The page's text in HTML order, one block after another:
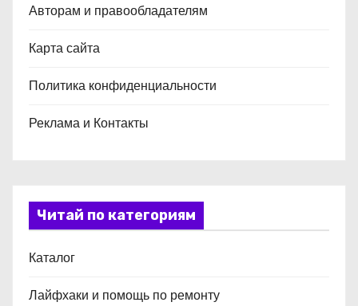
Авторам и правообладателям
Карта сайта
Политика конфиденциальности
Реклама и Контакты
Читай по категориям
Каталог
Лайфхаки и помощь по ремонту